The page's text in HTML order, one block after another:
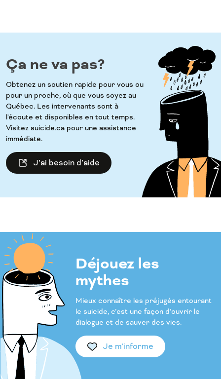
Ça ne va pas?
Obtenez un soutien rapide pour vous ou
pour un proche, où que vous soyez au
Québec. Les intervenants sont à
l'écoute et disponibles en tout temps.
Visitez suicide.ca pour une assistance
immédiate.
J’ai besoin d’aide
Déjouez les
mythes
Mieux connaître les préjugés entourant
le suicide, c’est une façon d’ouvrir le
dialogue et de sauver des vies.
Je m’informe